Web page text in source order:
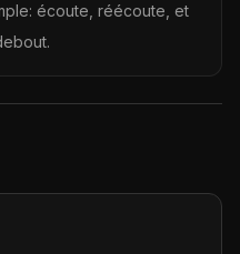
écoute, réécoute, et